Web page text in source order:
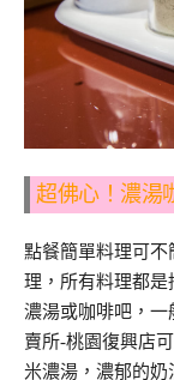
超佛心！濃湯
點餐簡單料理可不
理，所有料理都
濃湯或咖啡吧，一
賣所-桃園復興店
米濃湯，濃郁的奶